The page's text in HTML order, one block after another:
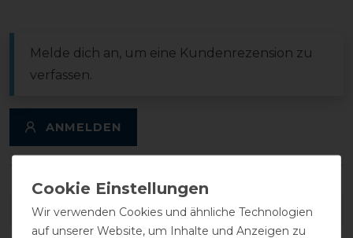
Melde dich an, um eine Kundenrezension zu
verfassen.
ANMELDEN
DETAILS ZUR PRODUKTSICHERHEIT
Wir verwenden Cookies und ähnliche Technologien
auf unserer Website, um Inhalte und Anzeigen zu